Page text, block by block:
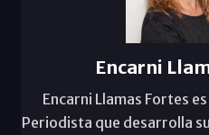
Encarni
Encarni Llamas Fortes
Periodista que desarrolla